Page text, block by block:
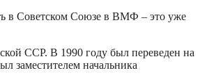
в Советском Союзе в ВМФ – это уже
ССР. В 1990 году был переведен на
заместителем начальника